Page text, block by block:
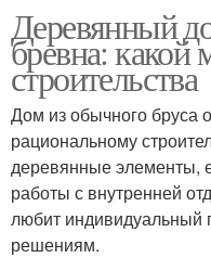
Деревянный
бревна: какой
строительства
Дом из обычного бруса
рациональному
деревянные элементы,
работы с внутренней
любит индивидуальный
решениям.